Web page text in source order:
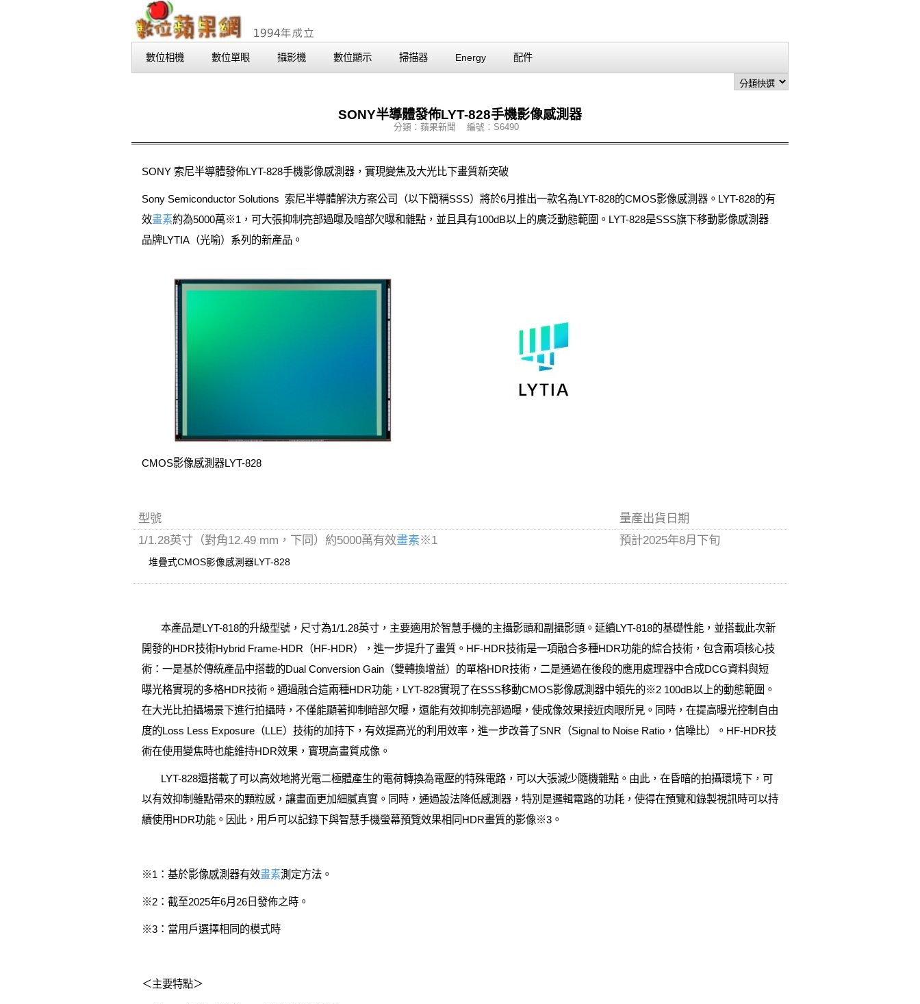
數位相機 數位單眼 攝影機 數位顯示 掃描器 Energy 配件
SONY半導體發佈LYT-828手機影像感測器
分類：蘋果新聞 編號：S6490
SONY 索尼半導體發佈LYT-828手機影像感測器，實現變焦及大光比下畫質新突破
Sony Semiconductor Solutions 索尼半導體解決方案公司（以下簡稱SSS）將於6月推出一款名為LYT-828的CMOS影像感測器。LYT-828的有
效畫素約為5000萬※1，可大張抑制亮部過曝及暗部欠曝和雜點，並且具有100dB以上的廣泛動態範圍。LYT-828是SSS旗下移動影像感測器
品牌LYTIA（光喻）系列的新產品。
CMOS影像感測器LYT-828
型號
量產出貨日期
1/1.28英寸（對角12.49 mm，下同）約5000萬有效畫素※1
堆疊式CMOS影像感測器LYT-828
預計2025年8月下旬
本產品是LYT-818的升級型號，尺寸為1/1.28英寸，主要適用於智慧手機的主攝影頭和副攝影頭。延續LYT-818的基礎性能，並搭載此次新
開發的HDR技術Hybrid Frame-HDR（HF-HDR），進一步提升了畫質。HF-HDR技術是一項融合多種HDR功能的綜合技術，包含兩項核心技
術：一是基於傳統產品中搭載的Dual Conversion Gain（雙轉換增益）的單格HDR技術，二是通過在後段的應用處理器中合成DCG資料與短
曝光格實現的多格HDR技術。通過融合這兩種HDR功能，LYT-828實現了在SSS移動CMOS影像感測器中領先的※2 100dB以上的動態範圍。
在大光比拍攝場景下進行拍攝時，不僅能顯著抑制暗部欠曝，還能有效抑制亮部過曝，使成像效果接近肉眼所見。同時，在提高曝光控制自由
度的Loss Less Exposure（LLE）技術的加持下，有效提高光的利用效率，進一步改善了SNR（Signal to Noise Ratio，信噪比）。HF-HDR技
術在使用變焦時也能維持HDR效果，實現高畫質成像。
LYT-828還搭載了可以高效地將光電二極體產生的電荷轉換為電壓的特殊電路，可以大張減少隨機雜點。由此，在昏暗的拍攝環境下，可
以有效抑制雜點帶來的顆粒感，讓畫面更加細膩真實。同時，通過設法降低感測器，特別是邏輯電路的功耗，使得在預覽和錄製視訊時可以持
續使用HDR功能。因此，用戶可以記錄下與智慧手機螢幕預覽效果相同HDR畫質的影像※3。
※1：基於影像感測器有效畫素測定方法。
※2：截至2025年6月26日發佈之時。
※3：當用戶選擇相同的模式時
＜主要特點＞